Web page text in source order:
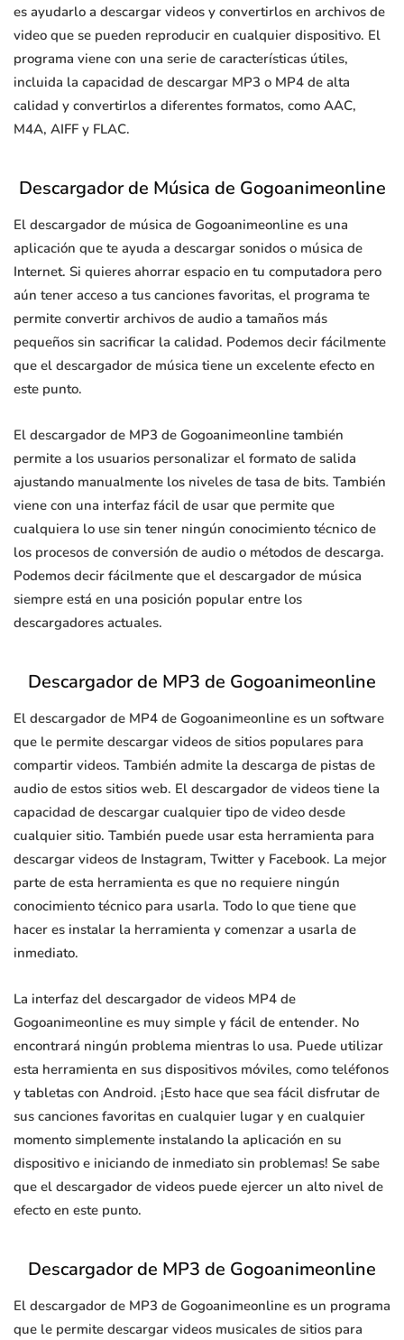
es ayudarlo a descargar videos y convertirlos en archivos de
video que se pueden reproducir en cualquier dispositivo. El
programa viene con una serie de características útiles,
incluida la capacidad de descargar MP3 o MP4 de alta
calidad y convertirlos a diferentes formatos, como AAC,
M4A, AIFF y FLAC.
Descargador de Música de Gogoanimeonline
El descargador de música de Gogoanimeonline es una
aplicación que te ayuda a descargar sonidos o música de
Internet. Si quieres ahorrar espacio en tu computadora pero
aún tener acceso a tus canciones favoritas, el programa te
permite convertir archivos de audio a tamaños más
pequeños sin sacrificar la calidad. Podemos decir fácilmente
que el descargador de música tiene un excelente efecto en
este punto.
El descargador de MP3 de Gogoanimeonline también
permite a los usuarios personalizar el formato de salida
ajustando manualmente los niveles de tasa de bits. También
viene con una interfaz fácil de usar que permite que
cualquiera lo use sin tener ningún conocimiento técnico de
los procesos de conversión de audio o métodos de descarga.
Podemos decir fácilmente que el descargador de música
siempre está en una posición popular entre los
descargadores actuales.
Descargador de MP3 de Gogoanimeonline
El descargador de MP4 de Gogoanimeonline es un software
que le permite descargar videos de sitios populares para
compartir videos. También admite la descarga de pistas de
audio de estos sitios web. El descargador de videos tiene la
capacidad de descargar cualquier tipo de video desde
cualquier sitio. También puede usar esta herramienta para
descargar videos de Instagram, Twitter y Facebook. La mejor
parte de esta herramienta es que no requiere ningún
conocimiento técnico para usarla. Todo lo que tiene que
hacer es instalar la herramienta y comenzar a usarla de
inmediato.
La interfaz del descargador de videos MP4 de
Gogoanimeonline es muy simple y fácil de entender. No
encontrará ningún problema mientras lo usa. Puede utilizar
esta herramienta en sus dispositivos móviles, como teléfonos
y tabletas con Android. ¡Esto hace que sea fácil disfrutar de
sus canciones favoritas en cualquier lugar y en cualquier
momento simplemente instalando la aplicación en su
dispositivo e iniciando de inmediato sin problemas! Se sabe
que el descargador de videos puede ejercer un alto nivel de
efecto en este punto.
Descargador de MP3 de Gogoanimeonline
El descargador de MP3 de Gogoanimeonline es un programa
que le permite descargar videos musicales de sitios para